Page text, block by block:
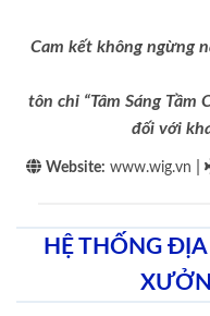
Cam kết không ngừng
tôn chỉ “Tâm Sáng Tầm
đối với
Website: www.wig.vn
HỆ THỐNG